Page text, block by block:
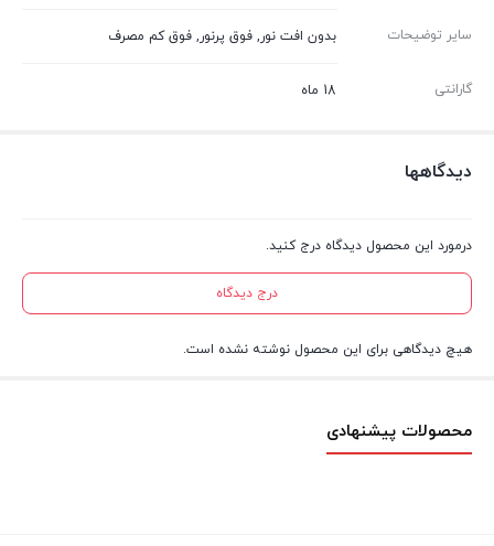
سایر توضیحات بدون افت نور, فوق پرنور, فوق کم مصرف
گارانتی 18 ماه
دیدگاهها
درمورد این محصول دیدگاه درج کنید.
درج دیدگاه
هیچ دیدگاهی برای این محصول نوشته نشده است.
محصولات پیشنهادی